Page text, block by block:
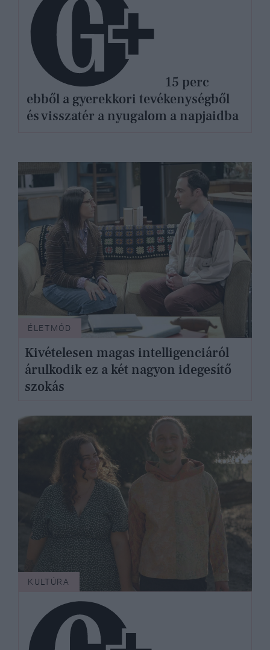
15 perc
ebből a gyerekkori tevékenységből
és visszatér a nyugalom a napjaidba
ÉLETMÓD
Kivételesen magas intelligenciáról
árulkodik ez a két nagyon idegesítő
szokás
KULTÚRA